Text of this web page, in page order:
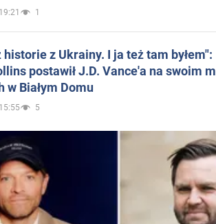
1
historie z Ukrainy. I ja też tam
postawił J.D. Vance'a na swoim
w Białym Domu
5